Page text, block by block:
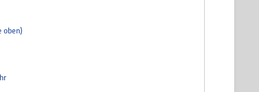
oben)